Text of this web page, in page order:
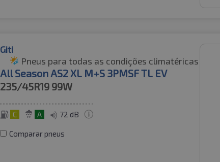
Giti
Pneus para todas as condições climatéricas
All Season AS2 XL M+S 3PMSF TL EV
235/45R19 99W
C A 72 dB
Comparar pneus